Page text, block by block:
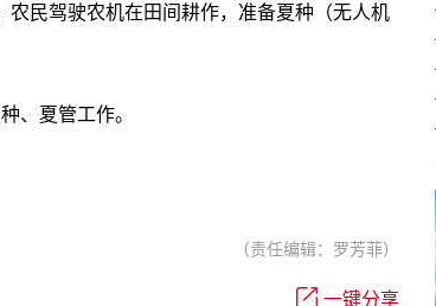
民驾驶农机在田间耕作，准备夏种（无人机
、夏管工作。
（责任编辑：罗芳菲）
一键分享